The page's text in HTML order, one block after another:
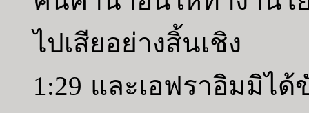
ไปเสียอย่างสิ้นเชิง
1:29 และเอฟราอิมมิไ